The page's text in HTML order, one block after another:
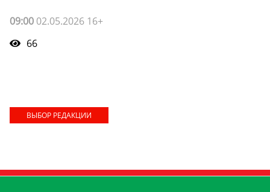
09:00 02.05.2026 16+
66
ВЫБОР РЕДАКЦИИ